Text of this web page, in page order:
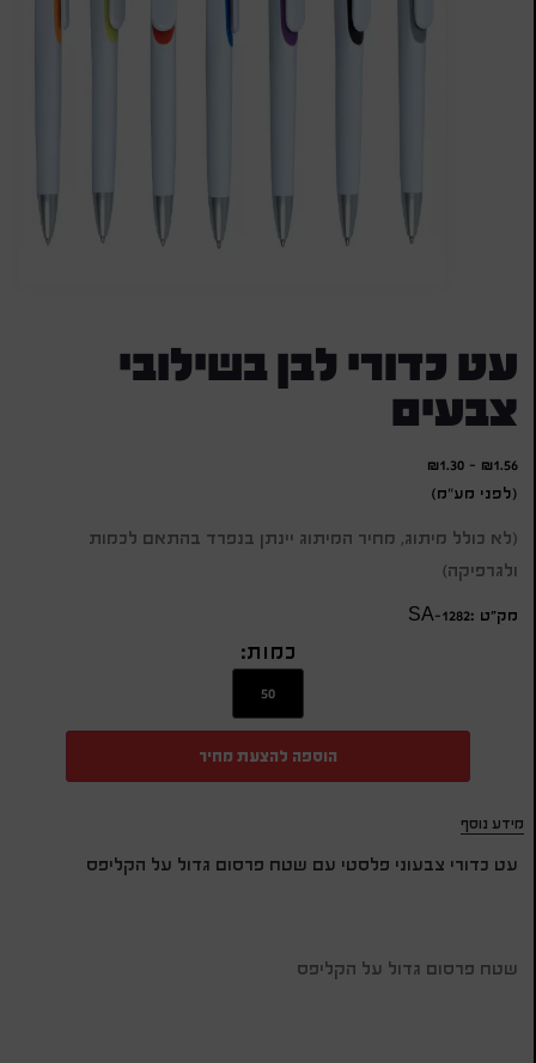
עט כדורי לבן בשילובי
צבעים
₪1.56
-
₪1.30
(לפני מע"מ)
(לא כולל מיתוג, מחיר המיתוג יינתן בנפרד בהתאם לכמות
ולגרפיקה)
מק״ט :SA-1282
כמות:
הוספה להצעת מחיר
מידע נוסף
עט כדורי צבעוני פלסטי עם שטח פרסום גדול על הקליפס
שטח פרסום גדול על הקליפס